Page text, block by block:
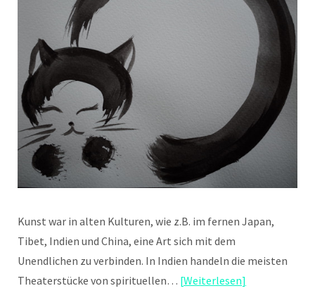
Kunst war in alten Kulturen, wie z.B. im fernen Japan,
Tibet, Indien und China, eine Art sich mit dem
Unendlichen zu verbinden. In Indien handeln die meisten
Theaterstücke von spirituellen… Weiterlesen